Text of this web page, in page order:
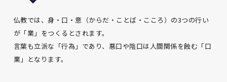
仏教では、身・口・意（からだ・ことば・こころ）の3つの行い
が「業」をつくるとされます。
言葉も立派な「行為」であり、悪口や陰口は人間関係を蝕む「口
業」となります。